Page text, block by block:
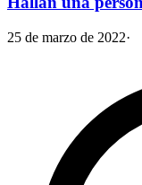
25 de marzo de 2022·